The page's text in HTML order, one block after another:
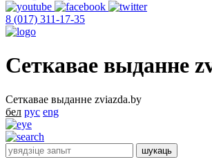
8 (017) 311-17-35
Сеткавае выданне
Сеткавае выданне zviazda.by
бел рус eng